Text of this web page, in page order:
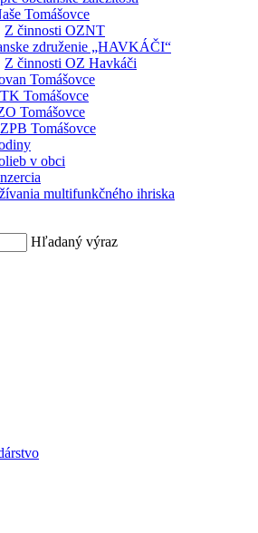
Tomášovce
Z činnosti OZNT
združenie „HAVKÁČI“
Z činnosti OZ Havkáči
Tomášovce
Tomášovce
Tomášovce
Tomášovce
v obci
multifunkčného ihriska
Hľadaný výraz